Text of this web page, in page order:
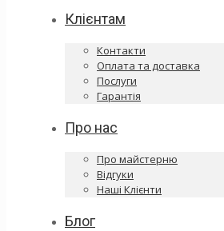
Клієнтам
Контакти
Оплата та доставка
Послуги
Гарантія
Про нас
Про майстерню
Відгуки
Наші Клієнти
Блог